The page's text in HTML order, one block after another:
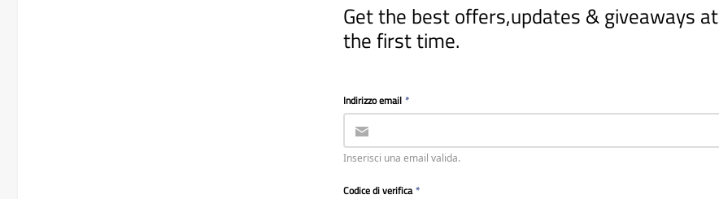
Get the best offers,updates & giveaways at
the first time.
Indirizzo email *
Inserisci una email valida.
Codice di verifica *